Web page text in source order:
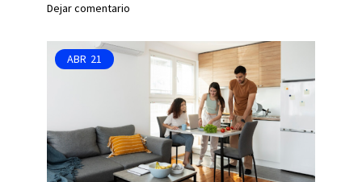
Dejar comentario
ABR 21